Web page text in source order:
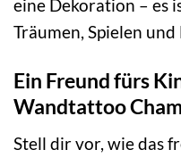
eine Dekoration – es
Träumen, Spielen und
Ein Freund fürs
Wandtattoo
Stell dir vor, wie das